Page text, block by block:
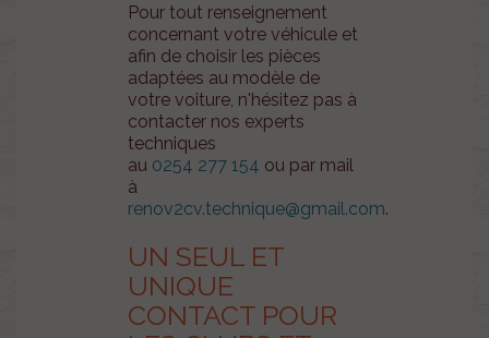
Pour tout renseignement
concernant votre véhicule et
afin de choisir les pièces
adaptées au modèle de
votre voiture, n'hésitez pas à
contacter nos experts
techniques
au 0254 277 154 ou par mail
à
renov2cv.technique@gmail.com.
UN SEUL ET
UNIQUE
CONTACT POUR